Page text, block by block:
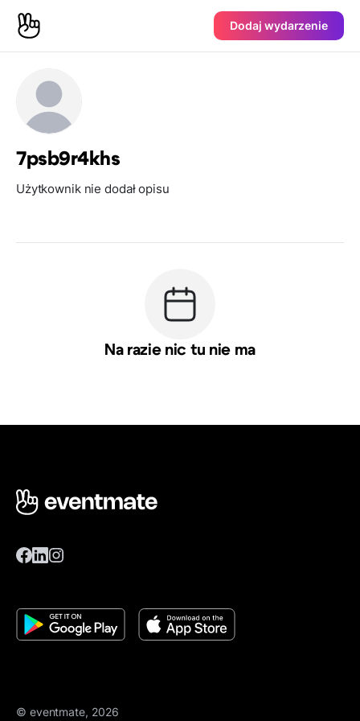
Dodaj wydarzenie
7psb9r4khs
Użytkownik nie dodał opisu
Na razie nic tu nie ma
© eventmate, 2026